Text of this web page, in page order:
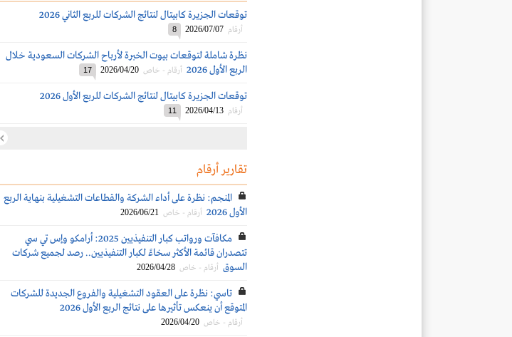
توقعات الجزيرة كابيتال لنتائج الشركات للربع الثاني 2026
أرقام 2026/07/07
8
نظرة شاملة لتوقعات بيوت الخبرة لأرباح الشركات السعودية خلال
الربع الأول 2026
أرقام - خاص 2026/04/20
17
توقعات الجزيرة كابيتال لنتائج الشركات للربع الأول 2026
أرقام 2026/04/13
11
تقارير أرقام
المنجم: نظرة على أداء الشركة والقطاعات التشغيلية بنهاية الربع
الأول 2026
أرقام - خاص 2026/06/21
مكافآت ورواتب كبار التنفيذيين 2025: أرامكو وإس تي سي
تتصدران قائمة الأكثر سخاءً لكبار التنفيذيين.. رصد لجميع شركات
السوق أرقام - خاص 2026/04/28
تاسي: نظرة على العقود التشغيلية والفروع الجديدة للشركات
المتوقع أن ينعكس تأثيرها على نتائج الربع الأول 2026
أرقام - خاص 2026/04/20